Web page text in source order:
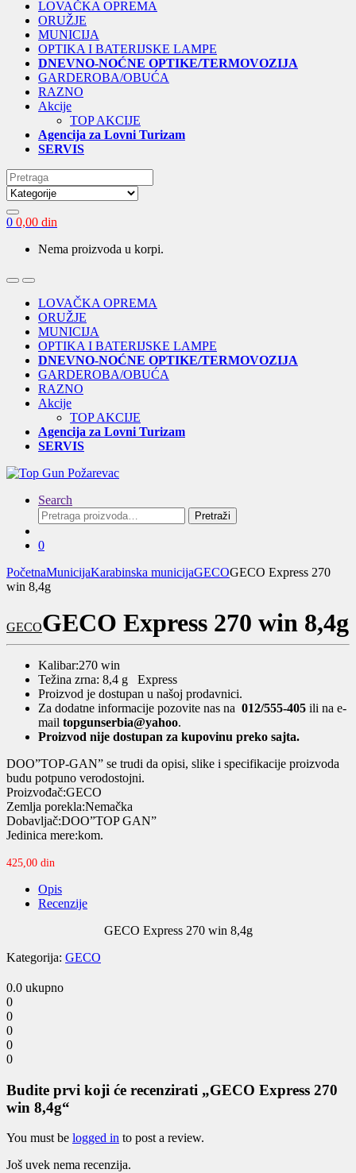
LOVAČKA OPREMA
ORUŽJE
MUNICIJA
OPTIKA I BATERIJSKE LAMPE
DNEVNO-NOĆNE OPTIKE/TERMOVOZIJA
GARDEROBA/OBUĆA
RAZNO
Akcije
TOP AKCIJE
Agencija za Lovni Turizam
SERVIS
Search
for:
0 0,00 din
Nema proizvoda u korpi.
OpenClose
LOVAČKA OPREMA
ORUŽJE
MUNICIJA
OPTIKA I BATERIJSKE LAMPE
DNEVNO-NOĆNE OPTIKE/TERMOVOZIJA
GARDEROBA/OBUĆA
RAZNO
Akcije
TOP AKCIJE
Agencija za Lovni Turizam
SERVIS
Search
Pretraga
za:
Pretraži
0
PočetnaMunicijaKarabinska municijaGECOGECO Express 270
win 8,4g
GECOGECO Express 270 win 8,4g
Kalibar:270 win
Težina zrna: 8,4 g Express
Proizvod je dostupan u našoj prodavnici.
Za dodatne informacije pozovite nas na 012/555-405 ili na e-
mail topgunserbia@yahoo.
Proizvod nije dostupan za kupovinu preko sajta.
DOO”TOP-GAN” se trudi da opisi, slike i specifikacije proizvoda
budu potpuno verodostojni.
Proizvođač:GECO
Zemlja porekla:Nemačka
Dobavljač:DOO”TOP GAN”
Jedinica mere:kom.
425,00 din
Opis
Recenzije
GECO Express 270 win 8,4g
Kategorija: GECO
0.0 ukupno
0
0
0
0
0
Budite prvi koji će recenzirati „GECO Express 270
win 8,4g“
You must be logged in to post a review.
Još uvek nema recenzija.